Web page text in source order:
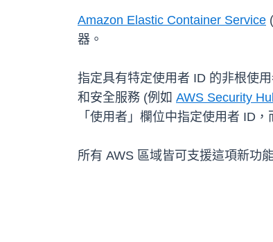
Amazon Elastic Container Service
器。
指定具有特定使用者 ID 的非根使
和安全服務 (例如 AWS Security
「使用者」欄位中指定使用者 ID
所有 AWS 區域皆可支援這項新功